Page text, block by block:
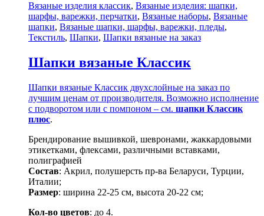
Вязаные изделия классик, Вязаные изделия: шапки,
шарфы, варежки, перчатки, Вязаные наборы, Вязаные
шапки, Вязаные шапки, шарфы, варежки, пледы,
Текстиль, Шапки, Шапки вязаные на заказ
Шапки вязаные Классик
Шапки вязаные Классик двухслойные на заказ по
лучшим ценам от производителя. Возможно исполнение
с подворотом или с помпоном – см. шапки Классик
плюс.
Брендирование вышивкой, шевронами, жаккардовыми
этикетками, флексами, различными вставками,
полиграфией
Состав: Акрил, полушерсть пр-ва Беларуси, Турции,
Италии;
Размер: ширина 22-25 см, высота 20-22 см;
Кол-во цветов: до 4.